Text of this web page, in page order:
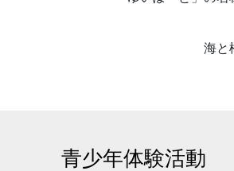
海と
青少年体験活動